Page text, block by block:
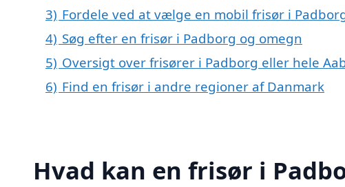
3) Fordele ved at vælge en mobil frisør i
4) Søg efter en frisør i Padborg og omegn
5) Oversigt over frisører i Padborg eller hele
6) Find en frisør i andre regioner af Danmark
Hvad kan en frisør i